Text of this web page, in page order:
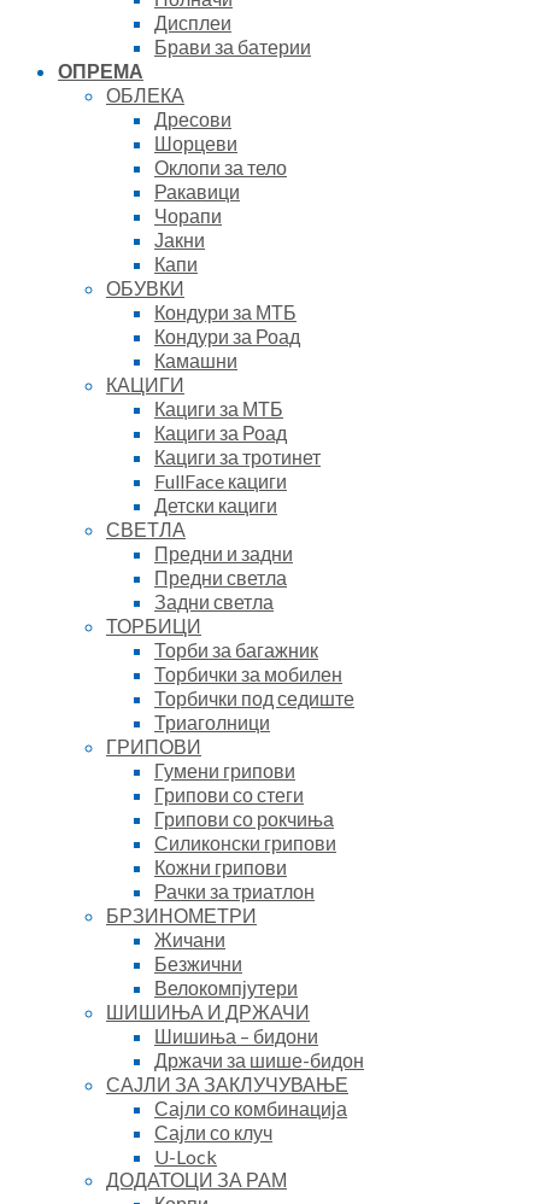
Дисплеи
Брави за батерии
ОПРЕМА
ОБЛЕКА
Дресови
Шорцеви
Оклопи за тело
Ракавици
Чорапи
Јакни
Капи
ОБУВКИ
Кондури за МТБ
Кондури за Роад
Камашни
КАЦИГИ
Кациги за МТБ
Кациги за Роад
Кациги за тротинет
FullFace кациги
Детски кациги
СВЕТЛА
Предни и задни
Предни светла
Задни светла
ТОРБИЦИ
Торби за багажник
Торбички за мобилен
Торбички под седиште
Триаголници
ГРИПОВИ
Гумени грипови
Грипови со стеги
Грипови со рокчиња
Силиконски грипови
Кожни грипови
Рачки за триатлон
БРЗИНОМЕТРИ
Жичани
Безжични
Велокомпјутери
ШИШИЊА И ДРЖАЧИ
Шишиња – бидони
Држачи за шише-бидон
САЈЛИ ЗА ЗАКЛУЧУВАЊЕ
Сајли со комбинација
Сајли со клуч
U-Lock
ДОДАТОЦИ ЗА РАМ